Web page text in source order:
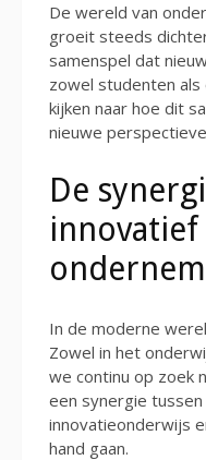
De wereld van
groeit steeds
samenspel dat
zowel studenten
kijken naar hoe dit
nieuwe
De
In de moderne
Zowel in het
we continu op zoek
een synergie
innovatieonderwijs
hand gaan.